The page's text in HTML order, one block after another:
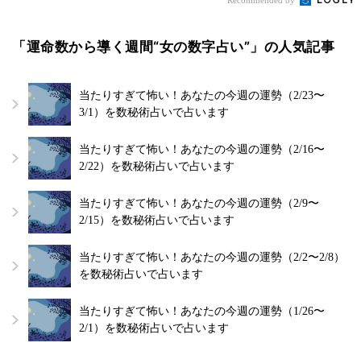
「運命数から導く週間“女の数字占い”」の人気記事
当たりすぎて怖い！あなたの今週の運勢（2/23〜
3/1）を数秘術占いで占います
当たりすぎて怖い！あなたの今週の運勢（2/16〜
2/22）を数秘術占いで占います
当たりすぎて怖い！あなたの今週の運勢（2/9〜
2/15）を数秘術占いで占います
当たりすぎて怖い！あなたの今週の運勢（2/2〜2/8）
を数秘術占いで占います
当たりすぎて怖い！あなたの今週の運勢（1/26〜
2/1）を数秘術占いで占います